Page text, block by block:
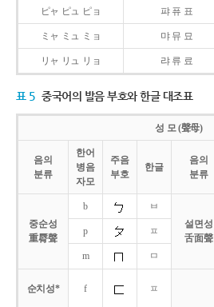
ピャ ピュ ピョ 퍄 퓨 표
ミャ ミュ ミョ 먀 뮤 묘
リャ リュ リョ 랴 류 료
표 5 중국어의 발음 부호와 한글 대조표
성 모 (聲母)
음의
분류
한어
병음
자모
주음
부호
한글
음의
분류
중순성
重脣聲
b
ㅂ
설면성
舌面聲
p ㅍ
m ㅁ
순치성* f ㅍ